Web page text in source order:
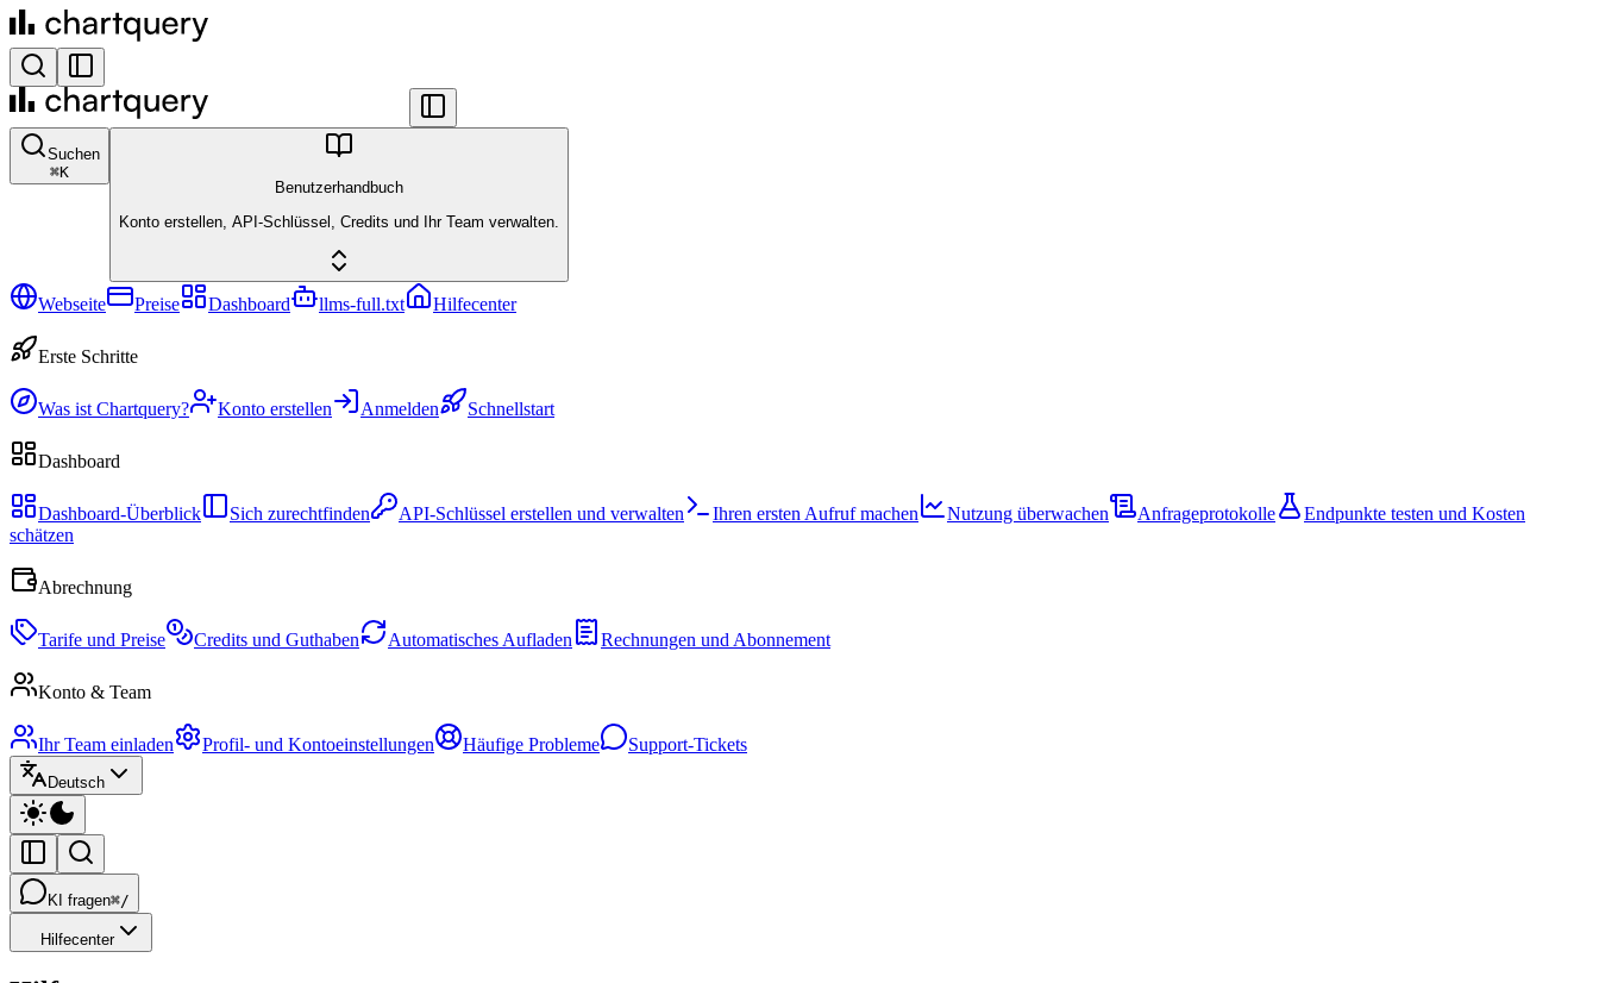
Suchen
⌘K
Benutzerhandbuch
Konto erstellen, API-Schlüssel, Credits und Ihr Team verwalten.
Webseite Preise Dashboard llms-full.txt Hilfecenter
Erste Schritte
Was ist Chartquery? Konto erstellen Anmelden Schnellstart
Dashboard
Dashboard-Überblick Sich zurechtfinden API-Schlüssel erstellen und verwalten Ihren ersten Aufruf machen Nutzung überwachen Anfrageprotokolle
Endpunkte testen und Kosten
schätzen
Abrechnung
Tarife und Preise Credits und Guthaben Automatisches Aufladen Rechnungen und Abonnement
Konto & Team
Ihr Team einladen Profil- und Kontoeinstellungen Häufige Probleme Support-Tickets
Deutsch
KI fragen⌘/
Hilfecenter